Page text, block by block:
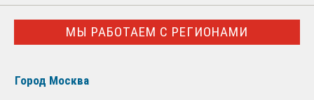
МЫ РАБОТАЕМ С РЕГИОНАМИ
Город Москва